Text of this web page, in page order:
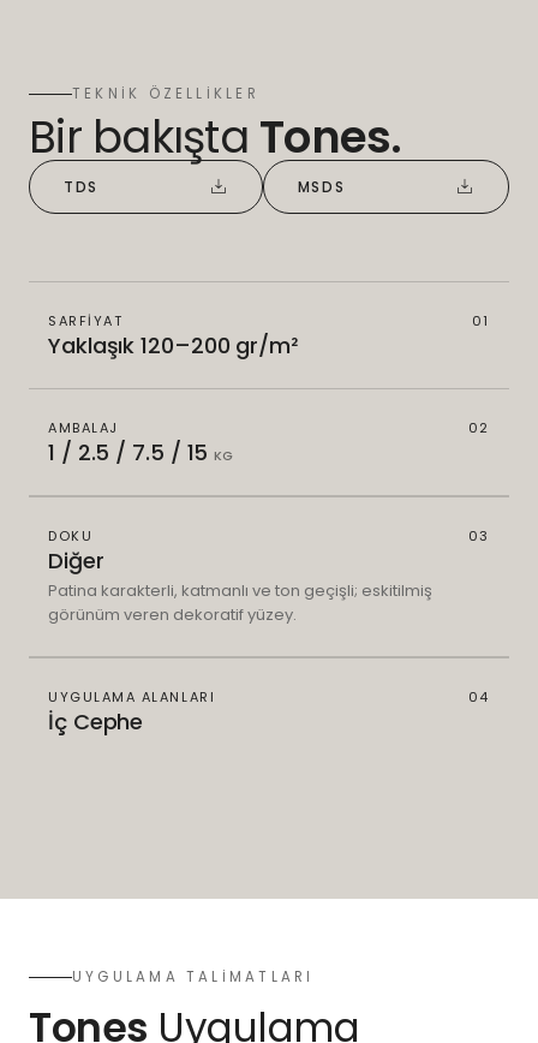
TEKNİK ÖZELLİKLER
Bir bakışta Tones.
TDS MSDS
SARFİYAT 01
Yaklaşık 120–200 gr/m²
AMBALAJ 02
1 / 2.5 / 7.5 / 15 KG
DOKU 03
Diğer
Patina karakterli, katmanlı ve ton geçişli; eskitilmiş
görünüm veren dekoratif yüzey.
UYGULAMA ALANLARI 04
İç Cephe
UYGULAMA TALİMATLARI
Tones Uygulama